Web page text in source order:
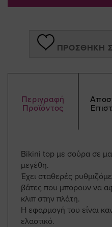
ΠΡΟΣΘΉΚΗ
Περιγραφή
Προϊόντος
Bikini top με σούρα σε
μεγέθη.
Έχει σταθερές
βάτες που μπορουν να
κλιπ στην πλάτη.
Η εφαρμογή του είναι
ελαστικό.